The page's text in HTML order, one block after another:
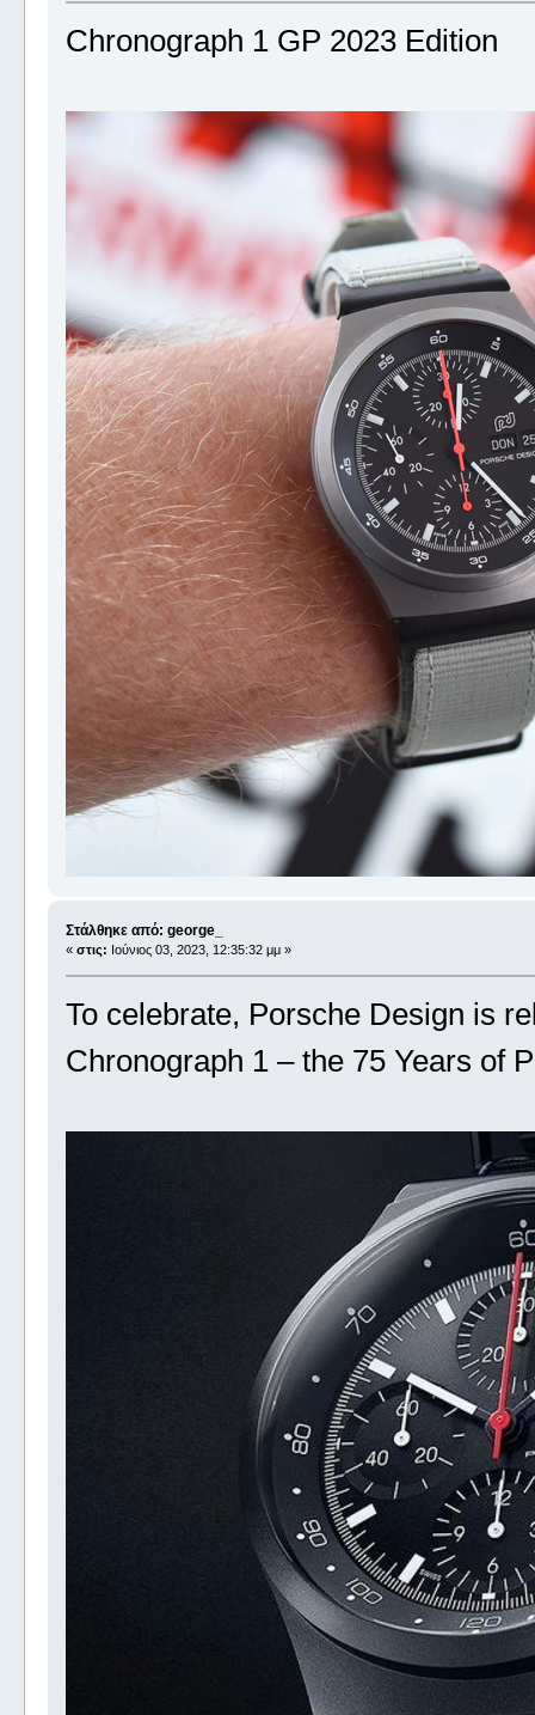
Chronograph 1 GP 2023 Edition
Στάλθηκε από: george_
« στις: Ιούνιος 03, 2023, 12:35:32 μμ »
To celebrate, Porsche Design is
Chronograph 1 – the 75 Years of